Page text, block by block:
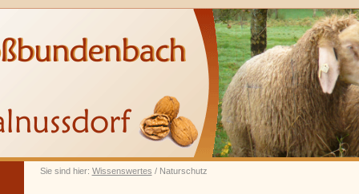
Sie sind hier: Wissenswertes / Naturschutz